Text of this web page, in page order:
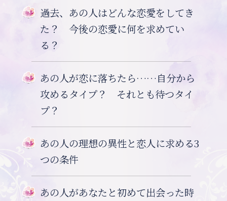
過去、あの人はどんな恋愛をしてき
た？ 今後の恋愛に何を求めてい
る？
あの人が恋に落ちたら……自分から
攻めるタイプ？ それとも待つタイ
プ？
あの人の理想の異性と恋人に求める3
つの条件
あの人があなたと初めて出会った時